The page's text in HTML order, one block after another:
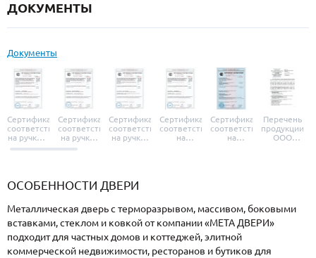
ДОКУМЕНТЫ
Документы
Сертификат
соответствия
на ручки и
броненакладки
Сертификат
соответствия
на ручки-
защелки
Сертификат
соответствия
на ручки-
Сертификат
соответствия
на
Сертификат
соответствия
на
Перечень
продукции
ООО
ОСОБЕННОСТИ ДВЕРИ
Металлическая дверь с терморазрывом, массивом, боковыми
вставками, стеклом и ковкой от компании «МЕТА ДВЕРИ»
подходит для частных домов и коттеджей, элитной
коммерческой недвижимости, ресторанов и бутиков для